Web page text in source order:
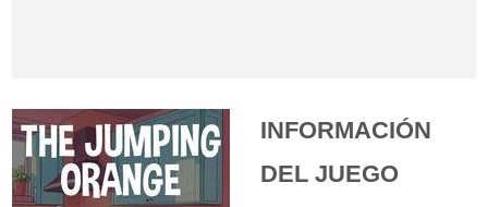
INFORMACIÓN
DEL JUEGO